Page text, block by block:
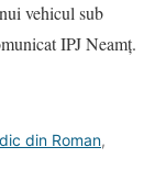
vehicul sub
IPJ Neamț.
din Roman,